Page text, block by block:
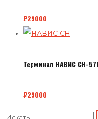
₽29000
Терминал НАВИС СН-
₽29000